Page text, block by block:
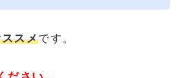
スメです。